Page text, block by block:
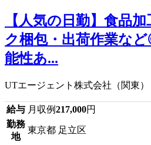
【人気の日勤】食品
ク梱包・出荷作業な
能性あ...
UTエージェント株式会社（関東）
給与 月収例217,000円
勤務
地
東京都 足立区